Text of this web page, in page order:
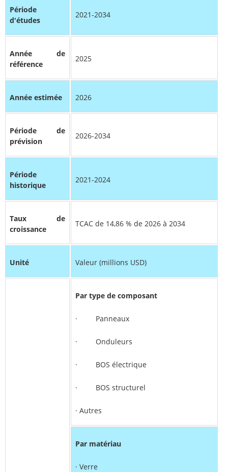
Période
d'études
2021-2034
Année de
référence
2025
Année estimée 2026
Période de
prévision
2026-2034
Période
historique
2021-2024
Taux de
croissance
TCAC de 14,86 % de 2026 à 2034
Unité Valeur (millions USD)
Par type de composant
· Panneaux
· Onduleurs
· BOS électrique
· BOS structurel
· Autres
Par matériau
· Verre